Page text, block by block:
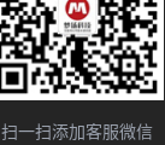
扫一扫添加客服微信